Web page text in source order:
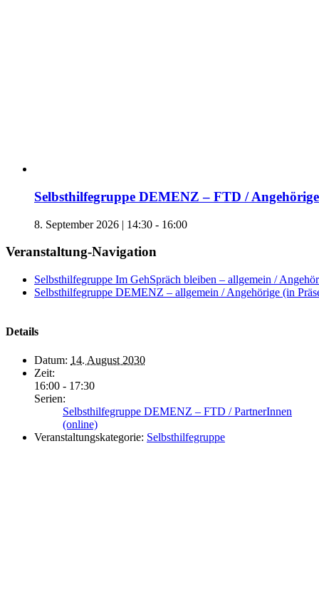
Selbsthilfegruppe DEMENZ – FTD /
8. September 2026 | 14:30 - 16:00
Veranstaltung-Navigation
Selbsthilfegruppe Im GehSpräch bleiben – allgemein /
Selbsthilfegruppe DEMENZ – allgemein / Angehörige (in
Details
Datum: 14. August 2030
Zeit:
16:00 - 17:30
Serien:
Selbsthilfegruppe DEMENZ – FTD / PartnerInnen
(online)
Veranstaltungskategorie: Selbsthilfegruppe